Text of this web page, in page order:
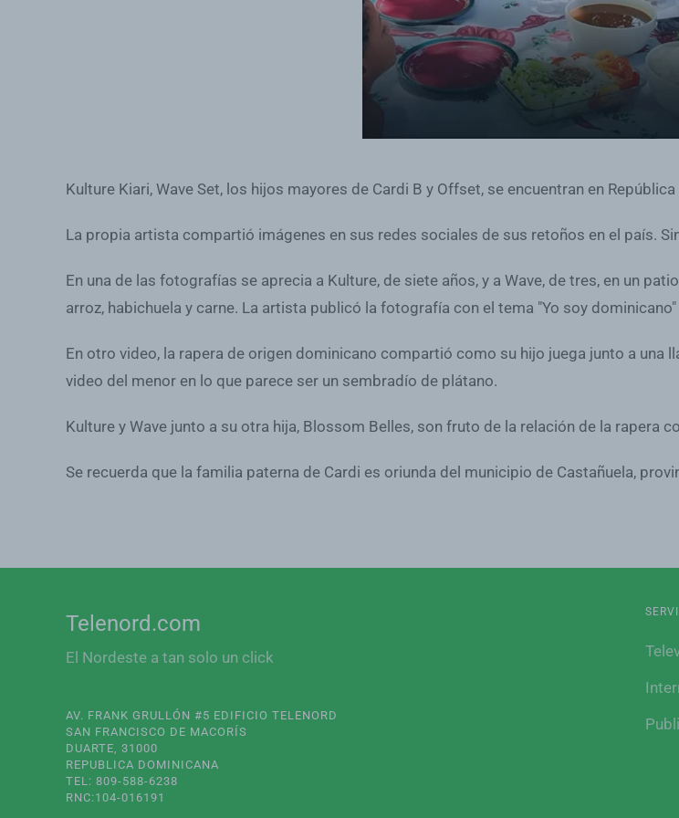
Kulture Kiari, Wave Set, los hijos mayores de Cardi B y Offset, se encuentran en
La propia artista compartió imágenes en sus redes sociales de sus retoños en el país.
En una de las fotografías se aprecia a Kulture, de siete años, y a Wave, de tres, en un
arroz, habichuela y carne. La artista publicó la fotografía con el tema "Yo soy dominicano"
En otro video, la rapera de origen dominicano compartió como su hijo juega junto a una
video del menor en lo que parece ser un sembradío de plátano.
Kulture y Wave junto a su otra hija, Blossom Belles, son fruto de la relación de la rapera
Se recuerda que la familia paterna de Cardi es oriunda del municipio de Castañuela,
Telenord.com
El Nordeste a tan solo un click
AV. FRANK GRULLÓN #5 EDIFICIO TELENORD
SAN FRANCISCO DE MACORÍS
DUARTE, 31000
REPUBLICA DOMINICANA
TEL: 809-588-6238
RNC:104-016191